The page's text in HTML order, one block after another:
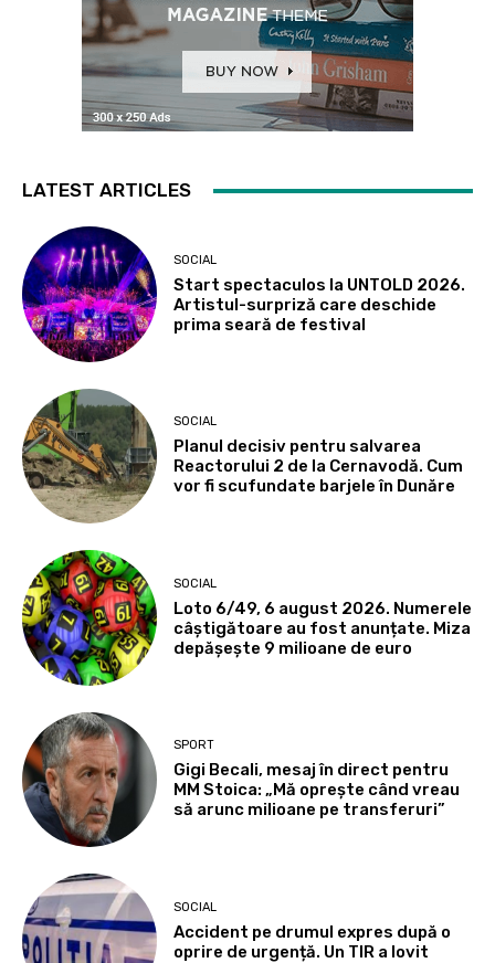
LATEST ARTICLES
SOCIAL
Start spectaculos la UNTOLD 2026.
Artistul-surpriză care deschide
prima seară de festival
SOCIAL
Planul decisiv pentru salvarea
Reactorului 2 de la Cernavodă. Cum
vor fi scufundate barjele în Dunăre
SOCIAL
Loto 6/49, 6 august 2026. Numerele
câștigătoare au fost anunțate. Miza
depășește 9 milioane de euro
SPORT
Gigi Becali, mesaj în direct pentru
MM Stoica: „Mă oprește când vreau
să arunc milioane pe transferuri”
SOCIAL
Accident pe drumul expres după o
oprire de urgență. Un TIR a lovit